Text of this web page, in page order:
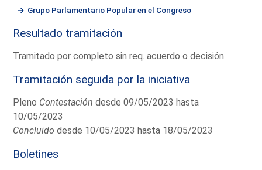
Grupo Parlamentario Popular en el Congreso
Resultado tramitación
Tramitado por completo sin req. acuerdo o decisión
Tramitación seguida por la iniciativa
Pleno Contestación desde 09/05/2023 hasta
10/05/2023
Concluido desde 10/05/2023 hasta 18/05/2023
Boletines